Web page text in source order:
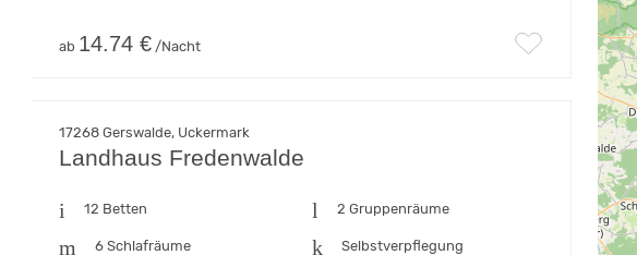
ab 14.74 € /Nacht
17268 Gerswalde, Uckermark
Landhaus Fredenwalde
12 Betten 2 Gruppenräume
6 Schlafräume Selbstverpflegung